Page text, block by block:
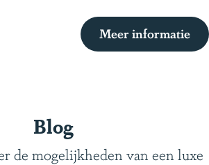
Meer informatie
Blog
de mogelijkheden van een luxe